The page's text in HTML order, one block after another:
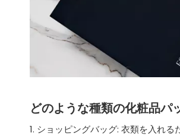
どのような種類の化粧品パ
1. ショッピングバッグ: 衣類を入れ